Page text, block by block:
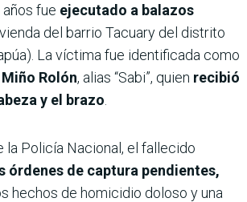
fue ejecutado a balazos
del barrio Tacuary del distrito
La víctima fue identificada como
Rolón, alias “Sabi”, quien recibió
y el brazo
la Policía Nacional, el fallecido
órdenes de captura pendientes,
hechos de homicidio doloso y una